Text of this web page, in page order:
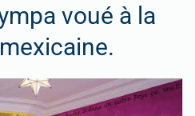
voué à la